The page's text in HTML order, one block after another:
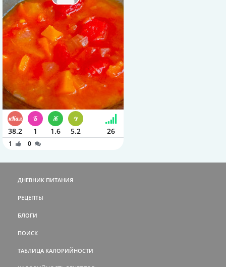
38.2 1 1.6 5.2 26
1 0
ДНЕВНИК ПИТАНИЯ
РЕЦЕПТЫ
БЛОГИ
ПОИСК
ТАБЛИЦА КАЛОРИЙНОСТИ